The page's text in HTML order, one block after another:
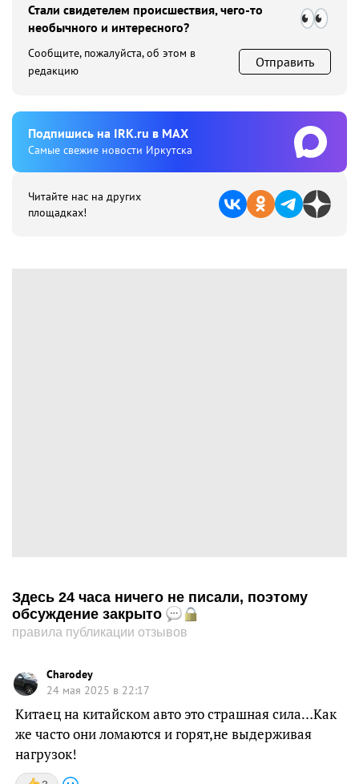
Стали свидетелем происшествия, чего-то
необычного и интересного?
Сообщите, пожалуйста, об этом в
редакцию
Отправить
Подпишиcь на IRK.ru в MAX
Cамые свежие новости Иркутска
Читайте нас на других
площадках!
Здесь 24 часа ничего не писали, поэтому
обсуждение закрыто
правила публикации отзывов
Charodey
24 мая 2025 в 22:17
Китаец на китайском авто это страшная сила…Как
же часто они ломаются и горят,не выдерживая
нагрузок!